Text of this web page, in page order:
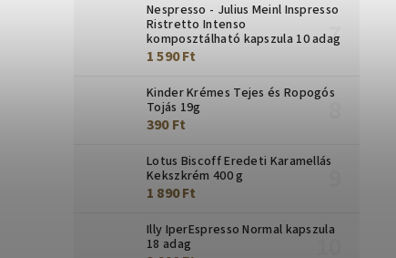
Nespresso - Julius Meinl Inspresso
Ristretto Intenso
komposztálható kapszula 10 adag
1 590 Ft
Kinder Krémes Tejes és Ropogós
Tojás 19g
390 Ft
Lotus Biscoff Eredeti Karamellás
Kekszkrém 400 g
1 890 Ft
Illy IperEspresso Normal kapszula
18 adag